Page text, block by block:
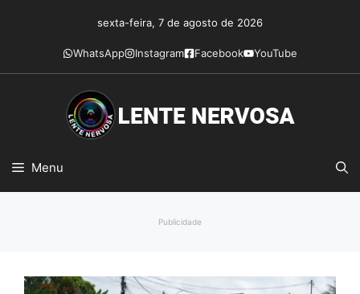
conteúdo
sexta-feira, 7 de agosto de 2026
WhatsApp Instagram Facebook YouTube
Menu
Publicidade